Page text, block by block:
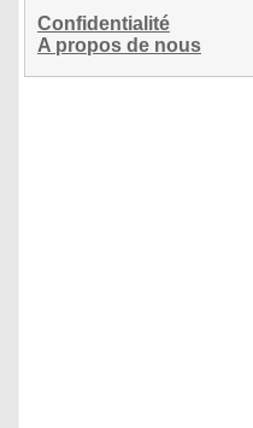
Confidentialité
A propos de nous